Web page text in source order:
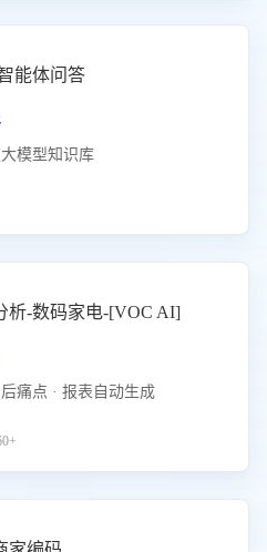
能体问答
模型知识库
析-数码家电-[VOC AI]
痛点 · 报表自动生成